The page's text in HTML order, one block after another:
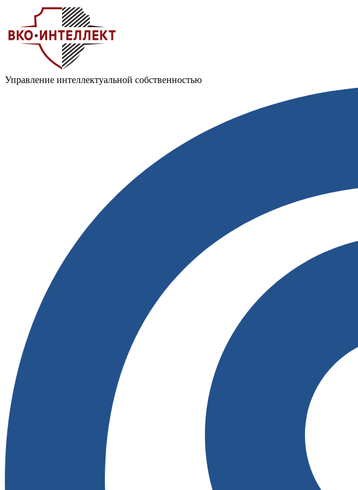
Управление интеллектуальной собственностью